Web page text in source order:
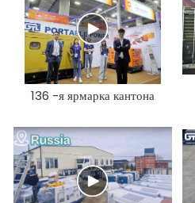
136 -я ярмарка кантона